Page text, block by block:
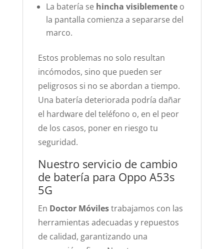
La batería se hincha visiblementeo
la pantalla comienza a separarse del
marco.
Estos problemas no solo resultan
incómodos, sino que pueden ser
peligrosos si no se abordan a tiempo.
Una batería deteriorada podría dañar
el hardware del teléfono o, en el peor
de los casos, poner en riesgo tu
seguridad.
Nuestro servicio de cambio
de batería para Oppo A53s
5G
En Doctor Móvilestrabajamos con las
herramientas adecuadas y repuestos
de calidad, garantizando una